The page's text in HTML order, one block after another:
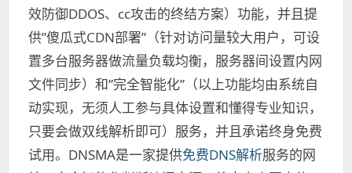
效防御DDOS、cc攻击的终结方案）功能，并且提
供”傻瓜式CDN部署”（针对访问量较大用户，可设
置多台服务器做流量负载均衡，服务器间设置内网
文件同步）和”完全智能化”（以上功能均由系统自
动实现，无须人工参与具体设置和懂得专业知识，
只要会做双线解析即可）服务，并且承诺终身免费
试用。DNSMA是一家提供免费DNS解析服务的网